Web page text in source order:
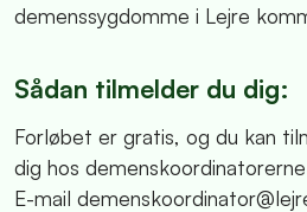
demenssygdomme i Lejre
Sådan tilmelder du dig:
Forløbet er gratis, og du kan
dig hos
E-mail